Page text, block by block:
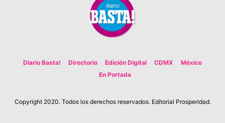
Diario Basta! Directorio Edición Digital CDMX
México
En Portada
Copyright 2020. Todos los derechos reservados. Editorial Prosperidad.